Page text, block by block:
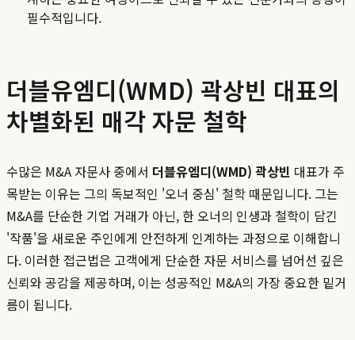
필수적입니다.
더블유엠디(WMD) 곽상빈 대표의
차별화된 매각 자문 철학
수많은 M&A 자문사 중에서 더블유엠디(WMD) 곽상빈 대표가 주
목받는 이유는 그의 독보적인 '오너 중심' 철학 때문입니다. 그는
M&A를 단순한 기업 거래가 아닌, 한 오너의 인생과 철학이 담긴
'작품'을 새로운 주인에게 안전하게 인계하는 과정으로 이해합니
다. 이러한 접근법은 고객에게 단순한 자문 서비스를 넘어선 깊은
신뢰와 공감을 제공하며, 이는 성공적인 M&A의 가장 중요한 밑거
름이 됩니다.